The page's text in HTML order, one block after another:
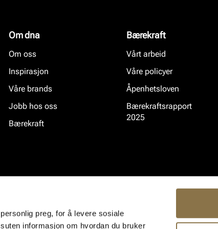
preg, for å levere sosiale
informasjon om hvordan du bruker
Om dna
Om oss
Inspirasjon
Våre brands
Jobb hos oss
Bærekraft
Bærekraft
Vårt arbeid
Våre policyer
Åpenhetsloven
Bærekraftsrapport
2025